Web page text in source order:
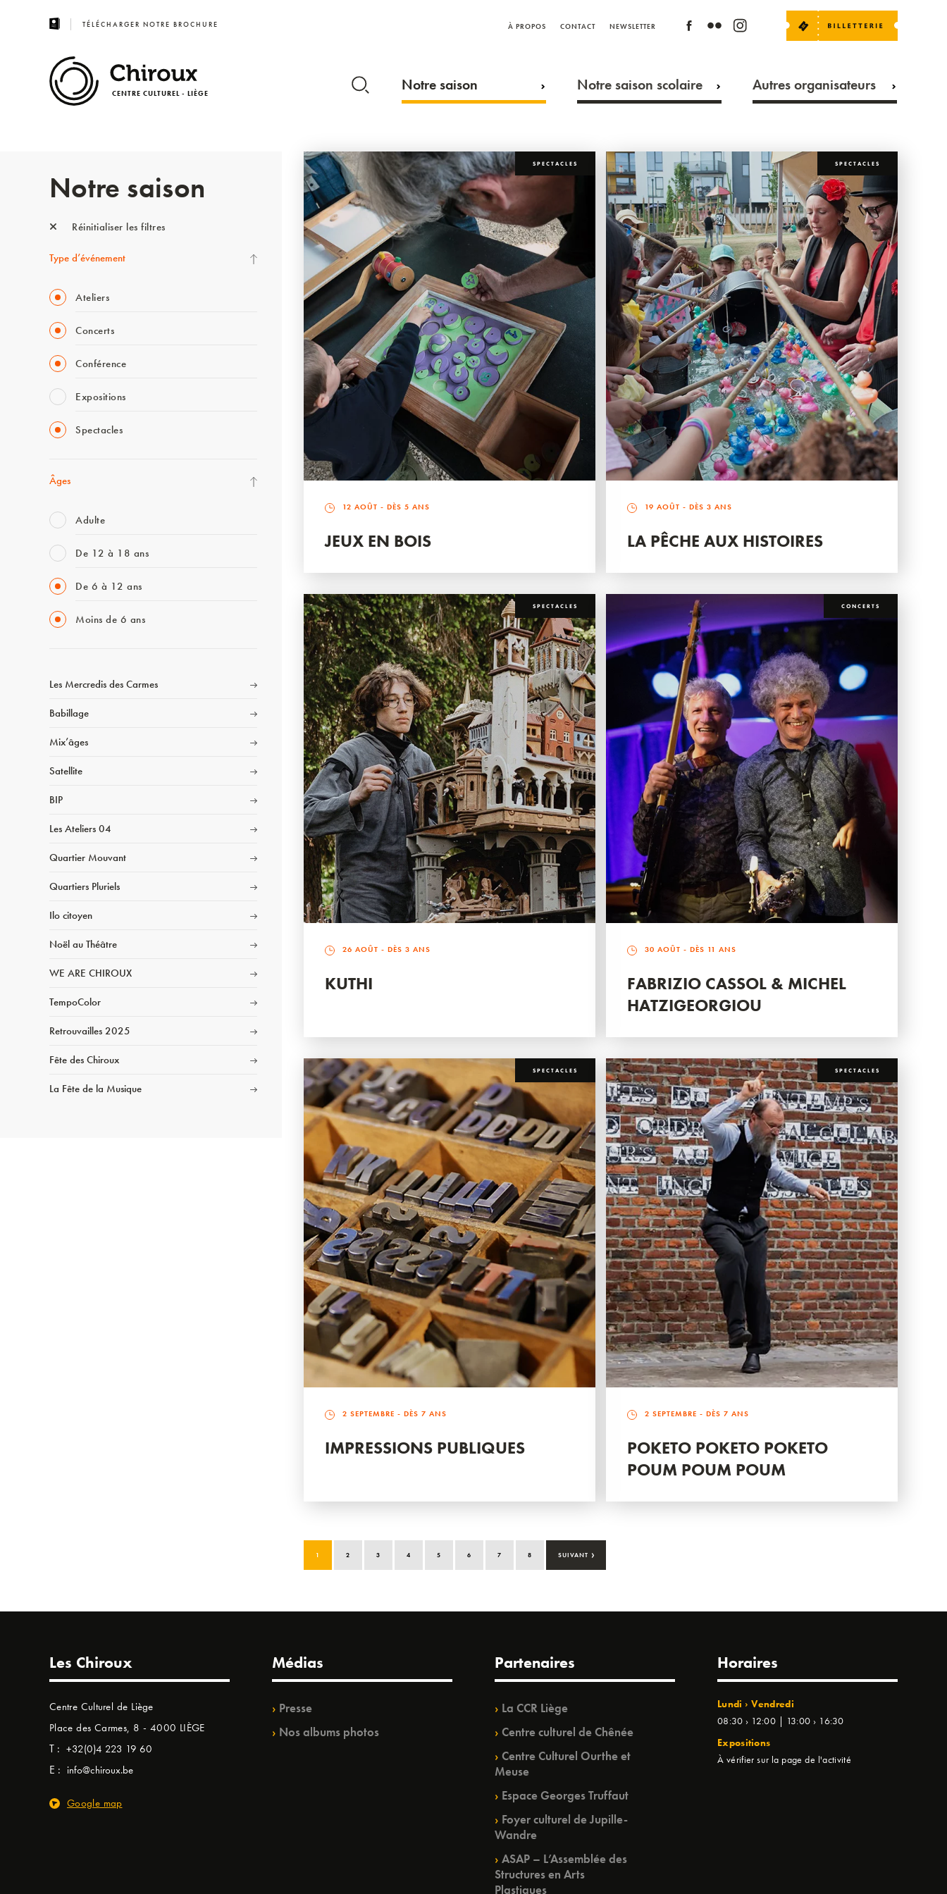
TÉLÉCHARGER NOTRE BROCHURE À PROPOS CONTACT NEWSLETTER
CENTRE CULTUREL - LIÈGE Notre saison Notre saison scolaire Autres organisateurs
Notre saison
Réinitialiser les filtres
Type d’événement
Ateliers
Concerts
Conférence
Expositions
Spectacles
Âges
Adulte
De 12 à 18 ans
De 6 à 12 ans
Moins de 6 ans
Les Mercredis des Carmes
Babillage
Mix’âges
Satellite
BIP
Les Ateliers 04
Quartier Mouvant
Quartiers Pluriels
Ilo citoyen
Noël au Théâtre
WE ARE CHIROUX
TempoColor
Retrouvailles 2025
Fête des Chiroux
La Fête de la Musique
SPECTACLES
12 AOÛT - DÈS 5 ANS
JEUX EN BOIS
SPECTACLES
19 AOÛT - DÈS 3 ANS
LA PÊCHE AUX HISTOIRES
SPECTACLES
26 AOÛT - DÈS 3 ANS
KUTHI
CONCERTS
30 AOÛT - DÈS 11 ANS
FABRIZIO CASSOL & MICHEL
HATZIGEORGIOU
SPECTACLES
2 SEPTEMBRE - DÈS 7 ANS
IMPRESSIONS PUBLIQUES
SPECTACLES
2 SEPTEMBRE - DÈS 7 ANS
POKETO POKETO POKETO
POUM POUM POUM
1 2 3 4 5 6 7 8 SUIVANT ›
Les Chiroux
Centre Culturel de Liège
Place des Carmes, 8 - 4000 LIÈGE
T : +32(0)4 223 19 60
E : info@chiroux.be
Google map
Médias
Presse
Nos albums photos
Partenaires
La CCR Liège
Centre culturel de Chênée
Centre Culturel Ourthe et
Meuse
Espace Georges Truffaut
Foyer culturel de Jupille-
Wandre
ASAP – L’Assemblée des
Structures en Arts
Plastiques
Horaires
Lundi › Vendredi
08:30 › 12:00 | 13:00 › 16:30
Expositions
À vérifier sur la page de l'activité